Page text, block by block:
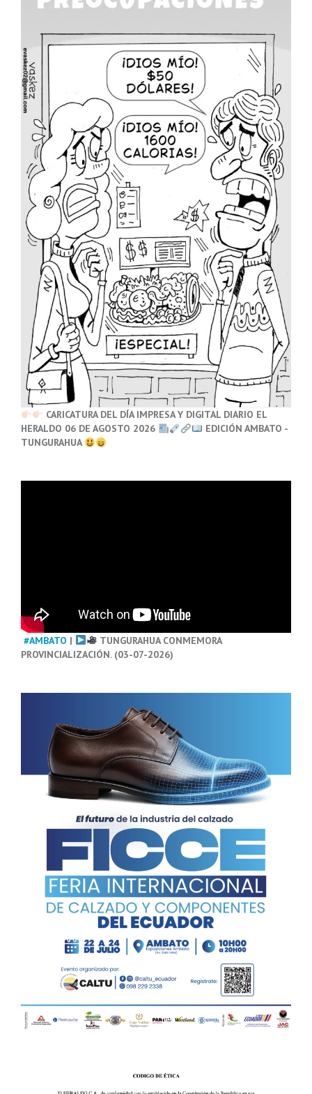
CARICATURA DEL DÍA IMPRESA Y DIGITAL DIARIO EL
HERALDO 06 DE AGOSTO 2026
EDICIÓN AMBATO -
TUNGURAHUA
#AMBATO |
TUNGURAHUA CONMEMORA
PROVINCIALIZACIÓN. (03-07-2026)